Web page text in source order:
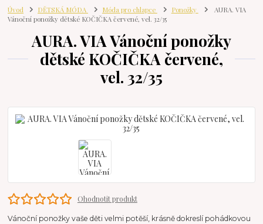
Úvod DĚTSKÁ MÓDA Móda pro chlapce Ponožky
AURA. VIA
Vánoční ponožky dětské KOČIČKA červené, vel. 32/35
AURA. VIA Vánoční ponožky
dětské KOČIČKA červené,
vel. 32/35
Ohodnotit produkt
Vánoční ponožky vaše děti velmi potěší, krásně dokreslí pohádkovou